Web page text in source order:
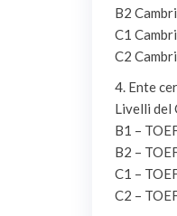
B2
C1
C2
4. Ente
Livelli del
B1 –
B2 –
C1 –
C2 –